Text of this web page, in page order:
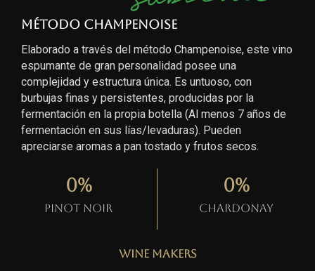
Método Champenoise
Elaborado a través del método Champenoise, este vino
espumante de gran personalidad posee una
complejidad y estructura única. Es untuoso, con
burbujas finas y persistentes, producidas por la
fermentación en la propia botella (Al menos 7 años de
fermentación en sus lías/levaduras). Pueden
apreciarse aromas a pan tostado y frutos secos.
Pinot Noir
0%
Chardonay
0%
Wine Makers